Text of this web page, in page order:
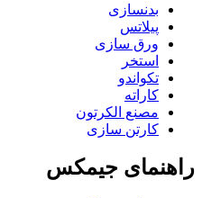
بدنسازی
پیلاتس
ورق سازی
استخر
تکواندو
کاراته
مصنع الکرتون
کارتن سازی
راهنمای جیمکس